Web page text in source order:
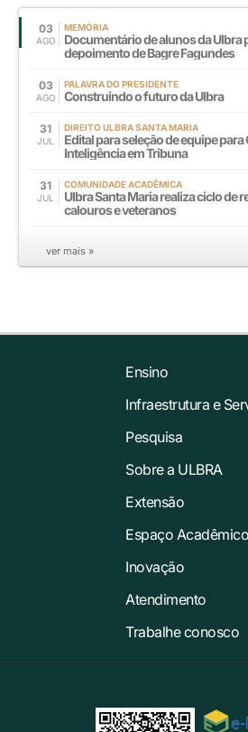
03
AGO
MEMÓRIA
Documentário de alunos da Ulbra
depoimento de Bagre Fagundes
03
AGO
PALAVRA DO PRESIDENTE
Construindo o futuro da Ulbra
31
JUL
DIREITO ULBRA SANTA MARIA
Edital para seleção de equipe
Inteligência em Tribuna
31
JUL
COMUNIDADE ACADÊMICA
Ulbra Santa Maria realiza ciclo de
calouros e veteranos
ver mais »
Ensino
Infraestrutura e
Pesquisa
Sobre a ULBRA
Extensão
Espaço Acadêmico
Inovação
Atendimento
Trabalhe conosco